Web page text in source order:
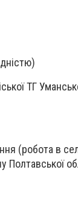
ТГ
(робота в
Полтавської